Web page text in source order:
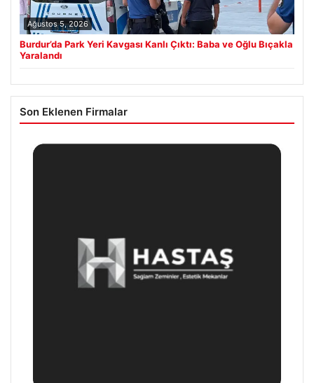
Ağustos 5, 2026
Burdur’da Park Yeri Kavgası Kanlı Çıktı: Baba ve Oğlu Bıçakla
Yaralandı
Son Eklenen Firmalar